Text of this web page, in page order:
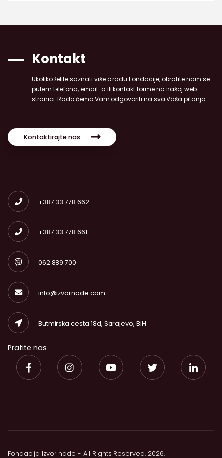
Kontakt
Ukoliko želite saznati više o radu Fondacije, obratite nam se
putem telefona, email-a ili kontakt forme na našoj web
stranici. Rado ćemo Vam odgovoriti na sva Vaša pitanja.
Kontaktirajte nas
+387 33 778 662
+387 33 778 661
062 889 700
info@izvornade.com
Butmirska cesta 18d, Sarajevo, BiH
Pratite nas
Fondacija Izvor nade - All Rights Reserved. 2026.